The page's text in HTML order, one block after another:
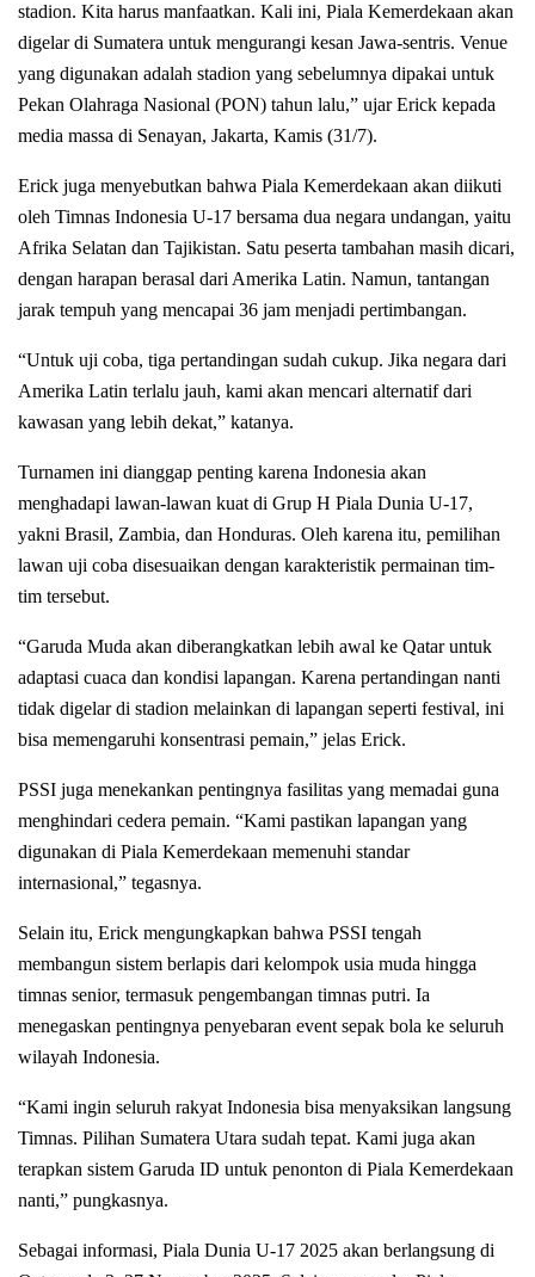
stadion. Kita harus manfaatkan. Kali ini, Piala Kemerdekaan akan
digelar di Sumatera untuk mengurangi kesan Jawa-sentris. Venue
yang digunakan adalah stadion yang sebelumnya dipakai untuk
Pekan Olahraga Nasional (PON) tahun lalu,” ujar Erick kepada
media massa di Senayan, Jakarta, Kamis (31/7).
Erick juga menyebutkan bahwa Piala Kemerdekaan akan diikuti
oleh Timnas Indonesia U-17 bersama dua negara undangan, yaitu
Afrika Selatan dan Tajikistan. Satu peserta tambahan masih dicari,
dengan harapan berasal dari Amerika Latin. Namun, tantangan
jarak tempuh yang mencapai 36 jam menjadi pertimbangan.
“Untuk uji coba, tiga pertandingan sudah cukup. Jika negara dari
Amerika Latin terlalu jauh, kami akan mencari alternatif dari
kawasan yang lebih dekat,” katanya.
Turnamen ini dianggap penting karena Indonesia akan
menghadapi lawan-lawan kuat di Grup H Piala Dunia U-17,
yakni Brasil, Zambia, dan Honduras. Oleh karena itu, pemilihan
lawan uji coba disesuaikan dengan karakteristik permainan tim-
tim tersebut.
“Garuda Muda akan diberangkatkan lebih awal ke Qatar untuk
adaptasi cuaca dan kondisi lapangan. Karena pertandingan nanti
tidak digelar di stadion melainkan di lapangan seperti festival, ini
bisa memengaruhi konsentrasi pemain,” jelas Erick.
PSSI juga menekankan pentingnya fasilitas yang memadai guna
menghindari cedera pemain. “Kami pastikan lapangan yang
digunakan di Piala Kemerdekaan memenuhi standar
internasional,” tegasnya.
Selain itu, Erick mengungkapkan bahwa PSSI tengah
membangun sistem berlapis dari kelompok usia muda hingga
timnas senior, termasuk pengembangan timnas putri. Ia
menegaskan pentingnya penyebaran event sepak bola ke seluruh
wilayah Indonesia.
“Kami ingin seluruh rakyat Indonesia bisa menyaksikan langsung
Timnas. Pilihan Sumatera Utara sudah tepat. Kami juga akan
terapkan sistem Garuda ID untuk penonton di Piala Kemerdekaan
nanti,” pungkasnya.
Sebagai informasi, Piala Dunia U-17 2025 akan berlangsung di